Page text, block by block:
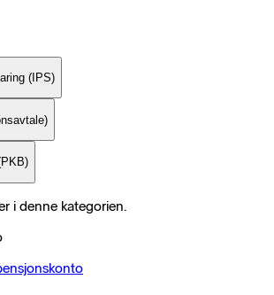
(IPS)
i denne kategorien.